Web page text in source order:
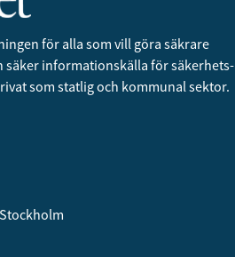
för alla som vill göra säkrare
säker informationskälla för säkerhets­
som statlig och kommunal sektor.